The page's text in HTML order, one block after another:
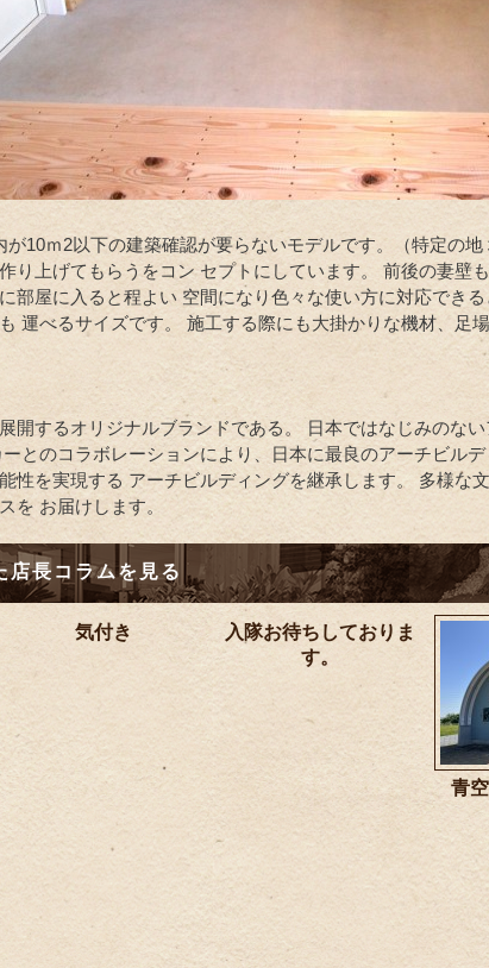
が10ｍ2以下の建築確認が要らないモデルです。（特定の
り上げてもらうをコン セプトにしています。 前後の妻壁
部屋に入ると程よい 空間になり色々な使い方に対応でき
運べるサイズです。 施工する際にも大掛かりな機材、足
するオリジナルブランドである。 日本ではなじみのな
とのコラボレーションにより、日本に最良のアーチビル
性を実現する アーチビルディングを継承します。 多様な
を お届けします。
店長コラムを見る
気付き
入隊お待ちしておりま
す。
青